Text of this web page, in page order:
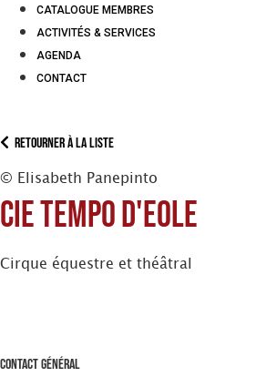
CATALOGUE MEMBRES
ACTIVITÉS & SERVICES
AGENDA
CONTACT
Retourner à la liste
© Elisabeth Panepinto
Cie Tempo D'Eole
Cirque équestre et théâtral
Contact Général